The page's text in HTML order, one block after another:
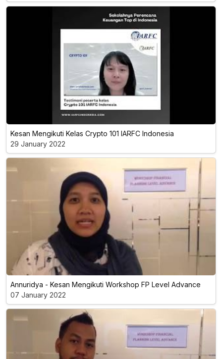
Kesan Mengikuti Kelas Crypto 101 IARFC Indonesia
29 January 2022
Annuridya - Kesan Mengikuti Workshop FP Level Advance
07 January 2022